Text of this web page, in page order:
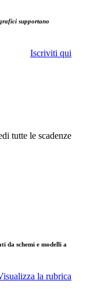
supportano
Iscriviti qui
tutte le scadenze
da schemi e modelli a
la rubrica